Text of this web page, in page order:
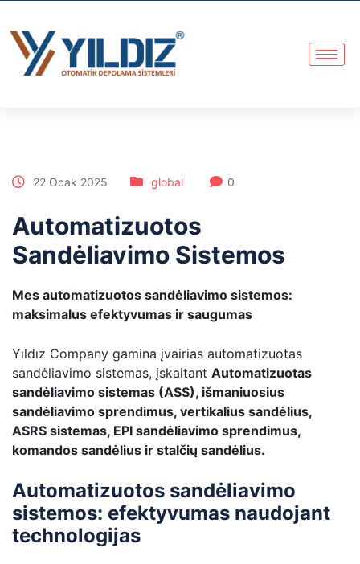
22 Ocak 2025 global 0
Automatizuotos
Sandėliavimo Sistemos
Mes automatizuotos sandėliavimo sistemos:
maksimalus efektyvumas ir saugumas
Yıldız Company gamina įvairias automatizuotas
sandėliavimo sistemas, įskaitant Automatizuotas
sandėliavimo sistemas (ASS), išmaniuosius
sandėliavimo sprendimus, vertikalius sandėlius,
ASRS sistemas, EPI sandėliavimo sprendimus,
komandos sandėlius ir stalčių sandėlius.
Automatizuotos sandėliavimo
sistemos: efektyvumas naudojant
technologijas